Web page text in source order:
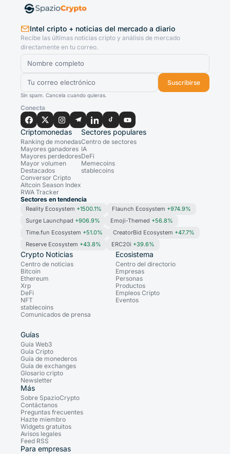
Intel cripto + noticias del mercado a diario
Recibe las últimas noticias cripto y análisis de mercado
directamente en tu correo.
Suscribirse
Sin spam. Cancela cuando quieras.
Conecta
Criptomonedas
Ranking de monedas
Mayores ganadores
Mayores perdedores
Mayor volumen
Destacados
Conversor Cripto
Altcoin Season Index
RWA Tracker
Sectores populares
Centro de sectores
IA
DeFi
Memecoins
stablecoins
Sectores en tendencia
Reality Ecosystem +1500.1% Flaunch Ecosystem +974.9%
Surge Launchpad +906.9% Emoji-Themed +56.8%
Time.fun Ecosystem +51.0% CreatorBid Ecosystem +47.7%
Reserve Ecosystem +43.8% ERC20i +39.6%
Crypto Noticias
Centro de noticias
Bitcoin
Ethereum
Xrp
DeFi
NFT
stablecoins
Comunicados de prensa
Ecosistema
Centro del directorio
Empresas
Personas
Productos
Empleos Cripto
Eventos
Guías
Guía Web3
Guía Cripto
Guía de monederos
Guía de exchanges
Glosario cripto
Newsletter
Más
Sobre SpazioCrypto
Contáctanos
Preguntas frecuentes
Hazte miembro
Widgets gratuitos
Avisos legales
Feed RSS
Para empresas